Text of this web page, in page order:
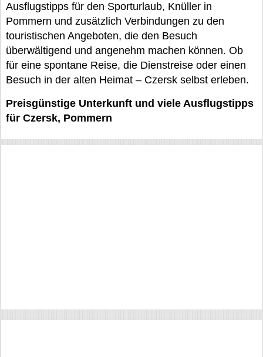
Ausflugstipps für den Sporturlaub, Knüller in
Pommern und zusätzlich Verbindungen zu den
touristischen Angeboten, die den Besuch
überwältigend und angenehm machen können. Ob
für eine spontane Reise, die Dienstreise oder einen
Besuch in der alten Heimat – Czersk selbst erleben.
Preisgünstige Unterkunft und viele Ausflugstipps
für Czersk, Pommern